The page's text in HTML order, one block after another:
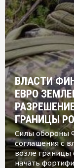
ВЛАСТИ
ЕВРО
ГРАНИЦЫ
Силы обороны
соглашения с
возле
начать